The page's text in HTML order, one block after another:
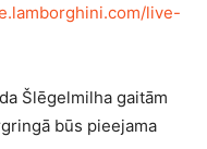
live-
Šlēgelmilha gaitām
būs pieejama